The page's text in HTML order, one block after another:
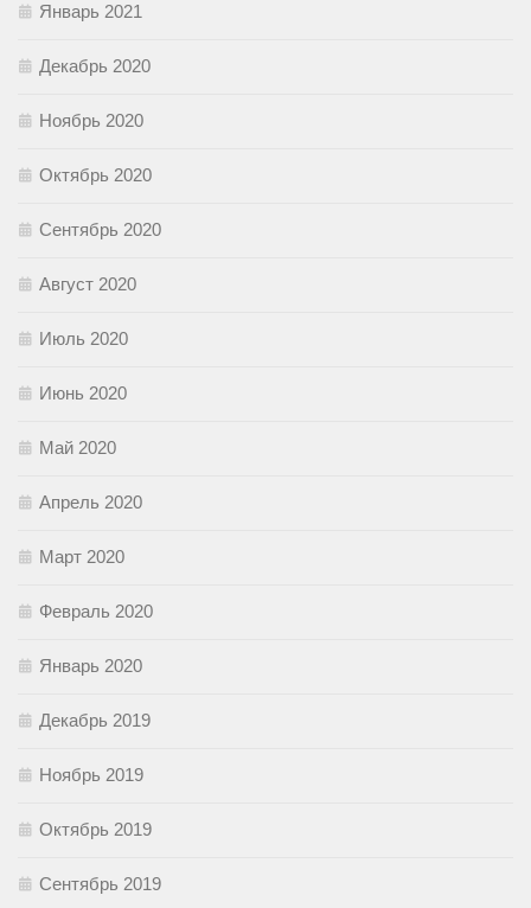
Январь 2021
Декабрь 2020
Ноябрь 2020
Октябрь 2020
Сентябрь 2020
Август 2020
Июль 2020
Июнь 2020
Май 2020
Апрель 2020
Март 2020
Февраль 2020
Январь 2020
Декабрь 2019
Ноябрь 2019
Октябрь 2019
Сентябрь 2019